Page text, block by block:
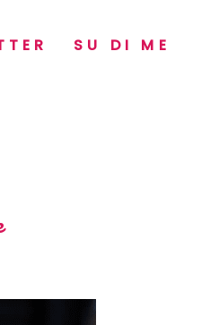
SU DI ME